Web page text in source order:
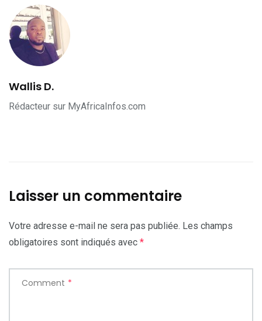
Wallis D.
Rédacteur sur MyAfricaInfos.com
Laisser un commentaire
Votre adresse e-mail ne sera pas publiée. Les champs
obligatoires sont indiqués avec *
Comment *